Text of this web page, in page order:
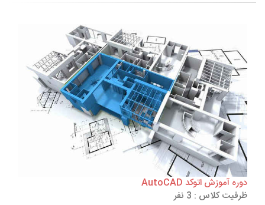
دوره آموزش اتوکد AutoCAD
ظرفیت کلاس : 3 نفر